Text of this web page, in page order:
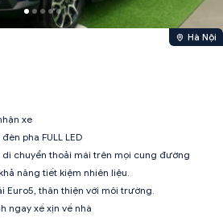
Hà Nội
xe
pha FULL LED
chuyển thoải mái trên mọi cung đường
năng tiết kiệm nhiên liệu.
Euro5, thân thiện với môi trường.
ngay xế xịn về nhà